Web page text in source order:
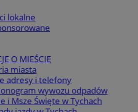
lokalne
O MIEŚCIE
miasta
adresy i telefony
wywozu odpadów
i Msze Święte w Tychach